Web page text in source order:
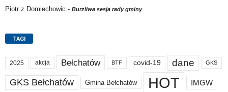
Piotr z Domiechowic - Burzliwa sesja rady gminy
TAGI
2025 akcja Bełchatów BTF covid-19 dane GKS
GKS Bełchatów Gmina Bełchatów HOT IMGW